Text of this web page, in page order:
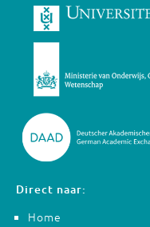
Direct naar:
Home